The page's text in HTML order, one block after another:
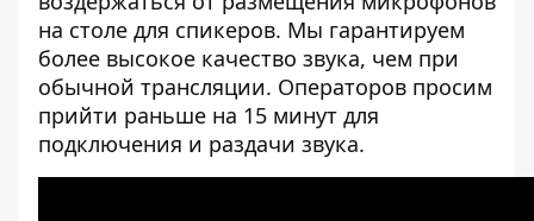
на столе для спикеров. Мы гарантируем
более высокое качество звука, чем при
обычной трансляции. Операторов просим
прийти раньше на 15 минут для
подключения и раздачи звука.